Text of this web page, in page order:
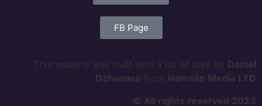
FB Page
This website was built with a lot of love by Daniel
Dzhanaev from Hamelin Media LTD
All rights reserved 2023 ©